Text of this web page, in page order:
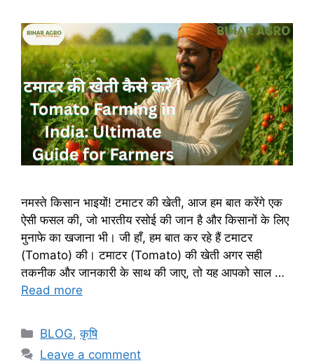
नमस्ते किसान भाइयों! टमाटर की खेती, आज हम बात करेंगे एक
ऐसी फसल की, जो भारतीय रसोई की जान है और किसानों के लिए
मुनाफे का खजाना भी। जी हाँ, हम बात कर रहे हैं टमाटर
(Tomato) की। टमाटर (Tomato) की खेती अगर सही
तकनीक और जानकारी के साथ की जाए, तो यह आपको साल …
Read more
BLOG,कृषि
Leave a comment